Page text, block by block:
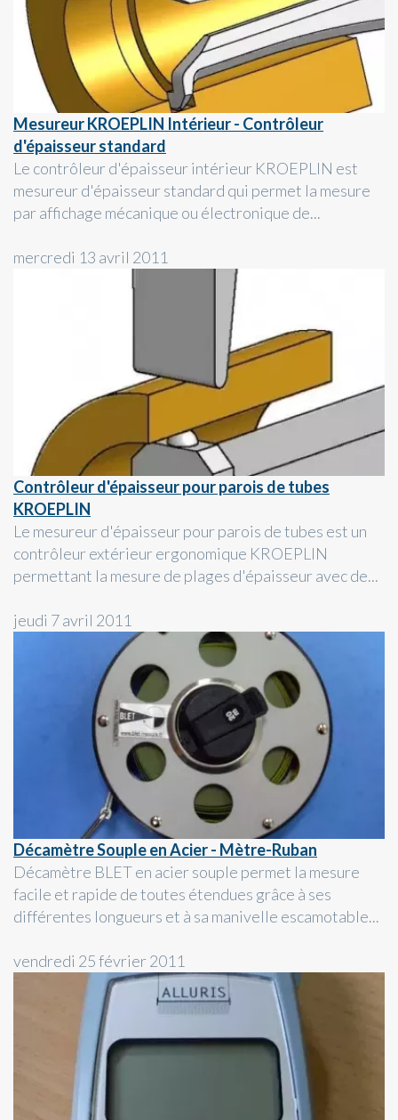
Mesureur KROEPLIN Intérieur - Contrôleur
d'épaisseur standard
Le contrôleur d'épaisseur intérieur KROEPLIN est
mesureur d'épaisseur standard qui permet la mesure
par affichage mécanique ou électronique de...
mercredi 13 avril 2011
Contrôleur d'épaisseur pour parois de tubes
KROEPLIN
Le mesureur d'épaisseur pour parois de tubes est un
contrôleur extérieur ergonomique KROEPLIN
permettant la mesure de plages d'épaisseur avec de...
jeudi 7 avril 2011
Décamètre Souple en Acier - Mètre-Ruban
Décamètre BLET en acier souple permet la mesure
facile et rapide de toutes étendues grâce à ses
différentes longueurs et à sa manivelle escamotable...
vendredi 25 février 2011